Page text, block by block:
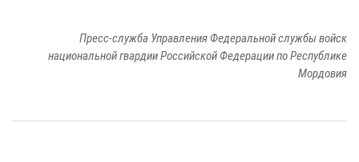
Пресс-служба Управления Федеральной службы войск
национальной гвардии Российской Федерации по Республике
Мордовия